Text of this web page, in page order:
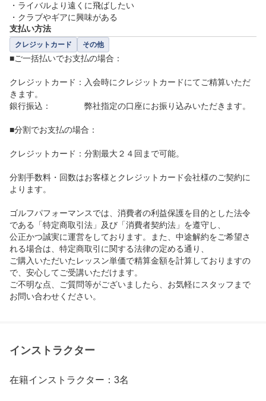
・ライバルより遠くに飛ばしたい
・クラブやギアに興味がある
支払い方法
クレジットカード その他
■ご一括払いでお支払の場合：
クレジットカード：入会時にクレジットカードにてご精算いただ
きます。
銀行振込：　　　　弊社指定の口座にお振り込みいただきます。
■分割でお支払の場合：
クレジットカード：分割最大２４回まで可能。
分割手数料・回数はお客様とクレジットカード会社様のご契約に
よります。
ゴルフパフォーマンスでは、消費者の利益保護を目的とした法令
である「特定商取引法」及び「消費者契約法」を遵守し、
公正かつ誠実に運営をしております。また、中途解約をご希望さ
れる場合は、特定商取引に関する法律の定める通り、
ご購入いただいたレッスン単価で精算金額を計算しておりますの
で、安心してご受講いただけます。
ご不明な点、ご質問等がございましたら、お気軽にスタッフまで
お問い合わせください。
インストラクター
在籍インストラクター：3名